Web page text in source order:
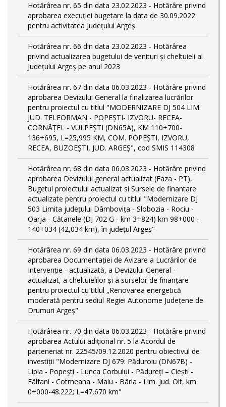
Hotărârea nr. 65 din data 23.02.2023 - Hotărâre privind
aprobarea execuției bugetare la data de 30.09.2022
pentru activitatea Județului Argeș
Hotărârea nr. 66 din data 23.02.2023 - Hotărârea
privind actualizarea bugetului de venituri și cheltuieli al
Județului Argeș pe anul 2023
Hotărârea nr. 67 din data 06.03.2023 - Hotărâre privind
aprobarea Devizului General la finalizarea lucrărilor
pentru proiectul cu titlul "MODERNIZARE DJ 504 LIM.
JUD. TELEORMAN - POPEŞTI- IZVORU- RECEA-
CORNĂŢEL - VULPEŞTI (DN65A), KM 110+700-
136+695, L=25,995 KM, COM. POPEŞTI, IZVORU,
RECEA, BUZOEŞTI, JUD. ARGEŞ", cod SMIS 114308
Hotărârea nr. 68 din data 06.03.2023 - Hotărâre privind
aprobarea Devizului general actualizat (Faza - PT),
Bugetul proiectului actualizat si Sursele de finantare
actualizate pentru proiectul cu titlul "Modernizare DJ
503 Limita județului Dâmbovița - Slobozia - Rociu -
Oarja - Cătanele (DJ 702 G - km 3+824) km 98+000 -
140+034 (42,034 km), în județul Argeș"
Hotărârea nr. 69 din data 06.03.2023 - Hotărâre privind
aprobarea Documentației de Avizare a Lucrărilor de
Intervenție - actualizată, a Devizului General -
actualizat, a cheltuielilor și a surselor de finanțare
pentru proiectul cu titlul „Renovarea energetică
moderată pentru sediul Regiei Autonome Județene de
Drumuri Argeș"
Hotărârea nr. 70 din data 06.03.2023 - Hotărâre privind
aprobarea Actului adițional nr. 5 la Acordul de
parteneriat nr. 22545/09.12.2020 pentru obiectivul de
investiții "Modernizare DJ 679: Păduroiu (DN67B) -
Lipia - Popești - Lunca Corbului - Pădureți – Ciești -
Fâlfani - Cotmeana - Malu - Bârla - Lim. Jud. Olt, km
0+000-48.222; L=47,670 km"